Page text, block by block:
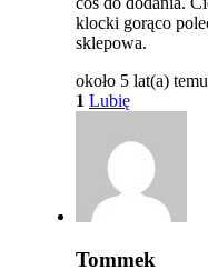
klocki gorąco
sklepowa.
około 5 lat(a) temu
1 Lubię
Tommek